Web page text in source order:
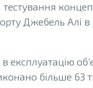
Джебель Алі
експлуатацію
більше 63